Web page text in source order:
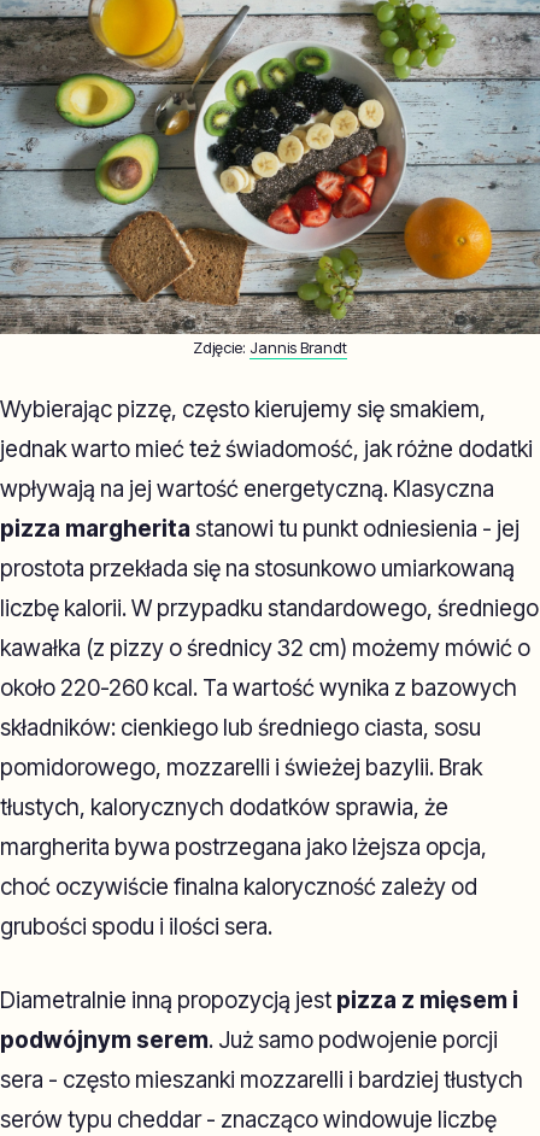
Zdjęcie: Jannis Brandt
Wybierając pizzę, często kierujemy się smakiem,
jednak warto mieć też świadomość, jak różne dodatki
wpływają na jej wartość energetyczną. Klasyczna
pizza margherita stanowi tu punkt odniesienia - jej
prostota przekłada się na stosunkowo umiarkowaną
liczbę kalorii. W przypadku standardowego, średniego
kawałka (z pizzy o średnicy 32 cm) możemy mówić o
około 220-260 kcal. Ta wartość wynika z bazowych
składników: cienkiego lub średniego ciasta, sosu
pomidorowego, mozzarelli i świeżej bazylii. Brak
tłustych, kalorycznych dodatków sprawia, że
margherita bywa postrzegana jako lżejsza opcja,
choć oczywiście finalna kaloryczność zależy od
grubości spodu i ilości sera.
Diametralnie inną propozycją jest pizza z mięsem i
podwójnym serem. Już samo podwojenie porcji
sera - często mieszanki mozzarelli i bardziej tłustych
serów typu cheddar - znacząco windowuje liczbę